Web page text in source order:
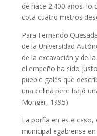
de hace 2.400 años, lo
cota cuatro metros
Para Fernando
de la Universidad
de la excavación y de
el empeño ha sido
pueblo galés que
una colina pero bajó
Monger, 1995).
La porfía en este caso,
municipal egabrense